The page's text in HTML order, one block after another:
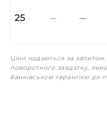
25 — —
Ціни надаються за
поворотного завдатку,
банківською гарантією до